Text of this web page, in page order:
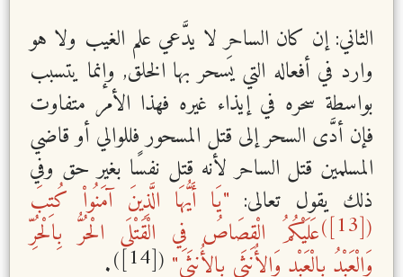
الثاني: إن كان الساحر لا يدَّعي علم الغيب ولا هو
وارد في أفعاله التي يَسحر بها الخلق, وإنما يتسبب
بواسطة سحره في إيذاء غيره فهذا الأمر متفاوت
فإن أدَّى السحر إلى قتل المسحور فللوالي أو قاضي
المسلمين قتل الساحر لأنه قتل نفسًا بغير حق وفي
ذلك يقول تعالى: "يَا أَيُّهَا الَّذِينَ آمَنُواْ كُتِبَ
(
[13]
)عَلَيْكُمُ الْقِصَاصُ فِي الْقَتْلَى الْحُرُّ بِالْحُرِّ
وَالْعَبْدُ بِالْعَبْدِ وَالأُنثَى بِالأُنثَى" (
[14]
)
.